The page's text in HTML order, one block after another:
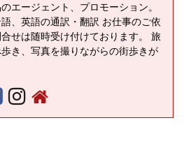
エージェント、プロモーション。
、英語の通訳・翻訳 お仕事のご依
せは随時受け付けております。 旅
き、写真を撮りながらの街歩きが